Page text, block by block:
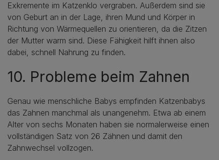
Exkremente im Katzenklo vergraben. Außerdem sind sie
von Geburt an in der Lage, ihren Mund und Körper in
Richtung von Wärmequellen zu orientieren, da die Zitzen
der Mutter warm sind. Diese Fähigkeit hilft ihnen also
dabei, schnell Nahrung zu finden.
10. Probleme beim Zahnen
Genau wie menschliche Babys empfinden Katzenbabys
das Zahnen manchmal als unangenehm. Etwa ab einem
Alter von sechs Monaten haben sie normalerweise einen
vollständigen Satz von 26 Zähnen und damit den
Zahnwechsel vollzogen.